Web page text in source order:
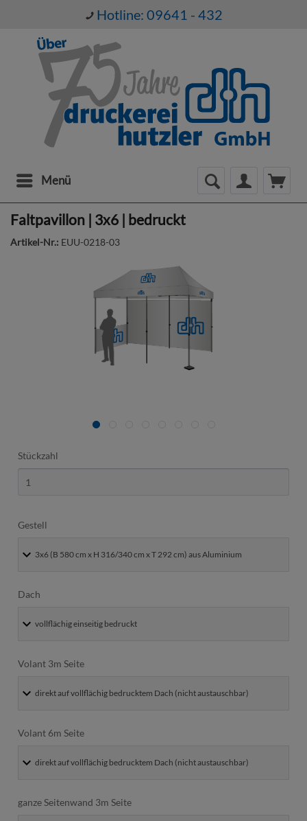
Hotline: 09641 - 432
Menü
Faltpavillon | 3x6 | bedruckt
Artikel-Nr.: EUU-0218-03
Stückzahl
Gestell
Dach
Volant 3m Seite
Volant 6m Seite
ganze Seitenwand 3m Seite